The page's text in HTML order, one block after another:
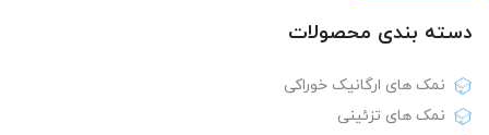
دسته بندی‌ محصولات
نمک های ارگانیک خوراکی
نمک های تزئینی